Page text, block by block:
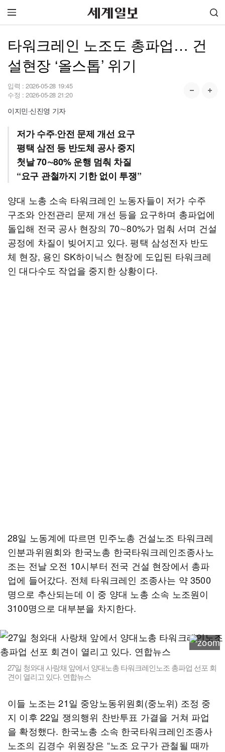
타워크레인 노조도 총파업… 건
설현장 ‘올스톱’ 위기
입력 : 2026-05-28 19:45
수정 : 2026-05-28 21:20
이지민·신진영 기자
저가 수주·안전 문제 개선 요구
평택 삼전 등 반도체 공사 중지
첫날 70∼80% 운행 멈춰 차질
“요구 관철까지 기한 없이 투쟁”
양대 노총 소속 타워크레인 노동자들이 저가 수주
구조와 안전관리 문제 개선 등을 요구하며 총파업에
돌입해 전국 공사 현장의 70∼80%가 멈춰 서며 건설
공정에 차질이 빚어지고 있다. 평택 삼성전자 반도
체 현장, 용인 SK하이닉스 현장에 도입된 타워크레
인 대다수도 작업을 중지한 상황이다.
28일 노동계에 따르면 민주노총 건설노조 타워크레
인분과위원회와 한국노총 한국타워크레인조종사노
조는 전날 오전 10시부터 전국 건설 현장에서 총파
업에 들어갔다. 전체 타워크레인 조종사는 약 3500
명으로 추산되는데 이 중 양대 노총 소속 노조원이
3100명으로 대부분을 차지한다.
27일 청와대 사랑채 앞에서 양대노총 타워크레인노조 총파업 선포 회
견이 열리고 있다. 연합뉴스
이들 노조는 21일 중앙노동위원회(중노위) 조정 중
지 이후 22일 쟁의행위 찬반투표 가결을 거쳐 파업
을 확정했다. 한국노총 소속 한국타워크레인조종사
노조의 김경수 위원장은 “노조 요구가 관철될 때까